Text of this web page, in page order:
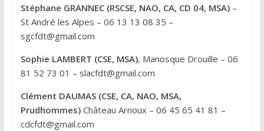
Stéphane GRANNEC (RSCSE, NAO, CA, CD 04, MSA)–
St André les Alpes – 06 13 13 08 35 –
sgcfdt@gmail.com
Sophie LAMBERT (CSE, MSA), Manosque Drouille – 06
81 52 73 01 – slacfdt@gmail.com
Clément DAUMAS (CSE, CA, NAO, MSA,
Prudhommes)Château Arnoux – 06 45 65 41 81 –
cdcfdt@gmail.com